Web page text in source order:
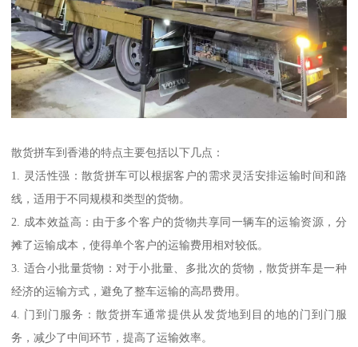
散货拼车到香港的特点主要包括以下几点：
1. 灵活性强：散货拼车可以根据客户的需求灵活安排运输时间和路
线，适用于不同规模和类型的货物。
2. 成本效益高：由于多个客户的货物共享同一辆车的运输资源，分
摊了运输成本，使得单个客户的运输费用相对较低。
3. 适合小批量货物：对于小批量、多批次的货物，散货拼车是一种
经济的运输方式，避免了整车运输的高昂费用。
4. 门到门服务：散货拼车通常提供从发货地到目的地的门到门服
务，减少了中间环节，提高了运输效率。